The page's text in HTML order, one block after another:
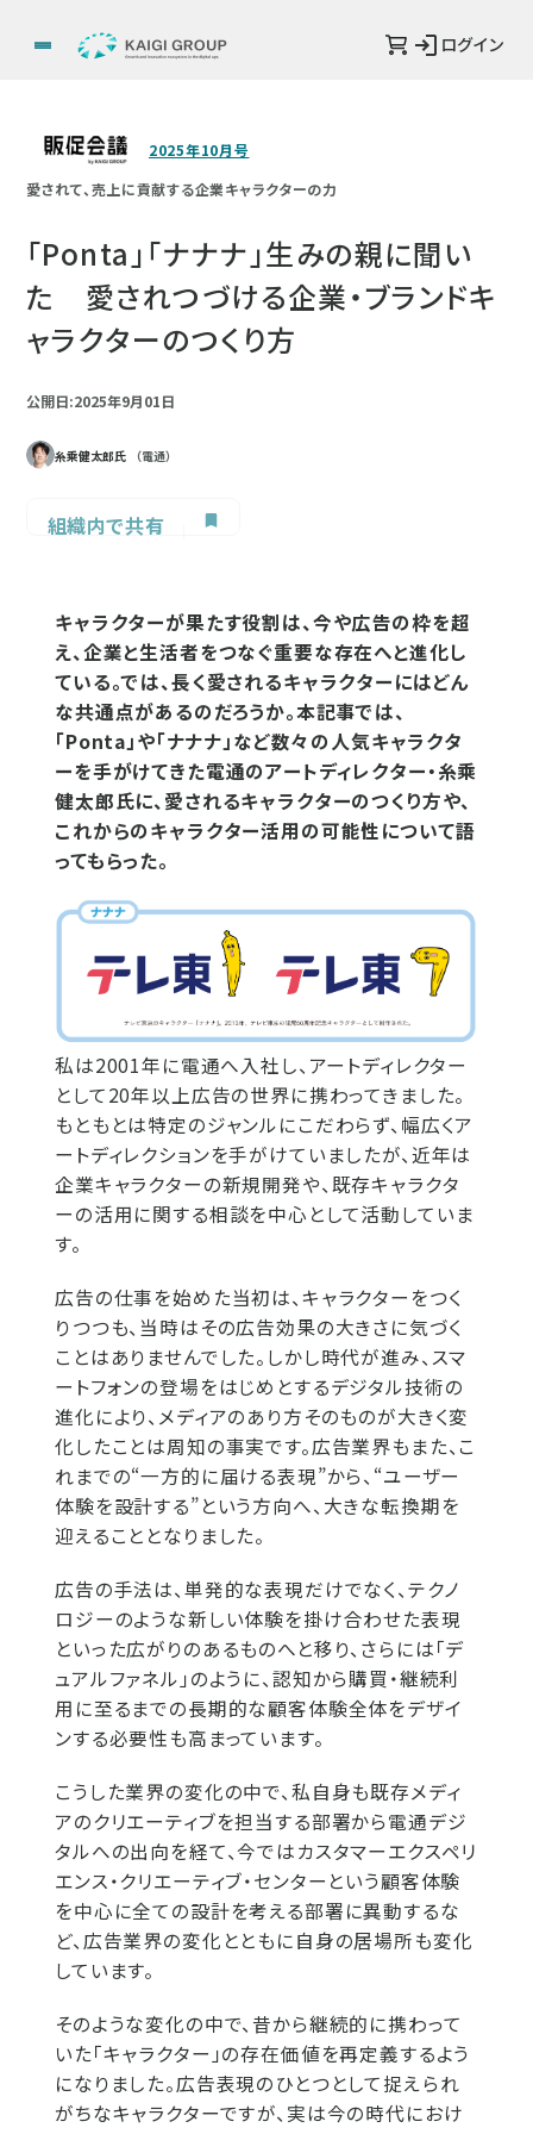
ログイン
2025年10月号
愛されて、売上に貢献する企業キャラクターの力
「Ponta」「ナナナ」生みの親に聞い
た 愛されつづける企業・ブランドキ
ャラクターのつくり方
公開日:2025年9月01日
糸乘健太郎氏 （電通）
組織内で共有
キャラクターが果たす役割は、今や広告の枠を超
え、企業と生活者をつなぐ重要な存在へと進化し
ている。では、長く愛されるキャラクターにはどん
な共通点があるのだろうか。本記事では、
「Ponta」や「ナナナ」など数々の人気キャラクタ
ーを手がけてきた電通のアートディレクター・糸乘
健太郎氏に、愛されるキャラクターのつくり方や、
これからのキャラクター活用の可能性について語
ってもらった。
私は2001年に電通へ入社し、アートディレクター
として20年以上広告の世界に携わってきました。
もともとは特定のジャンルにこだわらず、幅広くア
ートディレクションを手がけていましたが、近年は
企業キャラクターの新規開発や、既存キャラクタ
ーの活用に関する相談を中心として活動していま
す。
広告の仕事を始めた当初は、キャラクターをつく
りつつも、当時はその広告効果の大きさに気づく
ことはありませんでした。しかし時代が進み、スマ
ートフォンの登場をはじめとするデジタル技術の
進化により、メディアのあり方そのものが大きく変
化したことは周知の事実です。広告業界もまた、こ
れまでの“一方的に届ける表現”から、“ユーザー
体験を設計する”という方向へ、大きな転換期を
迎えることとなりました。
広告の手法は、単発的な表現だけでなく、テクノ
ロジーのような新しい体験を掛け合わせた表現
といった広がりのあるものへと移り、さらには「デ
ュアルファネル」のように、認知から購買・継続利
用に至るまでの長期的な顧客体験全体をデザイ
ンする必要性も高まっています。
こうした業界の変化の中で、私自身も既存メディ
アのクリエーティブを担当する部署から電通デジ
タルへの出向を経て、今ではカスタマーエクスペリ
エンス・クリエーティブ・センターという顧客体験
を中心に全ての設計を考える部署に異動するな
ど、広告業界の変化とともに自身の居場所も変化
しています。
そのような変化の中で、昔から継続的に携わって
いた「キャラクター」の存在価値を再定義するよう
になりました。広告表現のひとつとして捉えられ
がちなキャラクターですが、実は今の時代におけ